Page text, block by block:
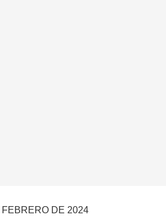
DE 2024